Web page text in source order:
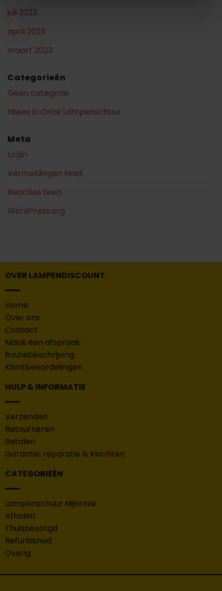
juli 2023
april 2023
maart 2023
Categorieën
Geen categorie
Nieuw in Onze Lampenschuur
Meta
Login
Vermeldingen feed
Reacties feed
WordPress.org
OVER LAMPENDISCOUNT
Home
Over ons
Contact
Maak een afspraak
Routebeschrijving
Klantbeoordelingen
HULP & INFORMATIE
Verzenden
Retourneren
Betalen
Garantie, reparatie & klachten
CATEGORIEËN
Lampenschuur Nijbroek
Afhalen
Thuisbezorgd
Refurbished
Overig